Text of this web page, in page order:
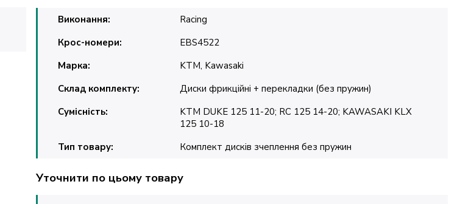
Виконання:
Racing
Крос-номери:
EBS4522
Марка:
KTM, Kawasaki
Склад комплекту:
Диски фрикційні + перекладки (без пружин)
Сумісність:
KTM DUKE 125 11-20; RC 125 14-20; KAWASAKI KLX
125 10-18
Тип товару:
Комплект дисків зчеплення без пружин
Уточнити по цьому товару